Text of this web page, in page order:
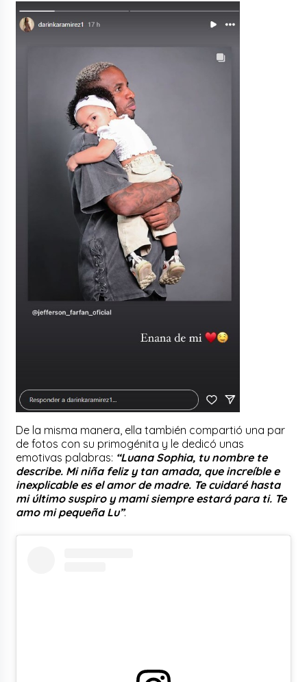
De la misma manera, ella también compartió una par
de fotos con su primogénita y le dedicó unas
emotivas palabras: “Luana Sophia, tu nombre te
describe. Mi niña feliz y tan amada, que increíble e
inexplicable es el amor de madre. Te cuidaré hasta
mi último suspiro y mami siempre estará para ti. Te
amo mi pequeña Lu”.